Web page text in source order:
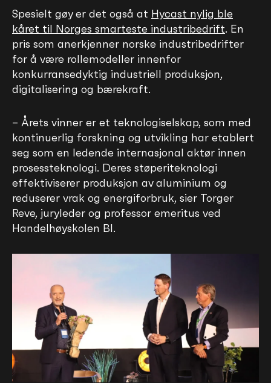
Spesielt gøy er det også at Hycast nylig ble
kåret til Norges smarteste industribedrift. En
pris som anerkjenner norske industribedrifter
for å være rollemodeller innenfor
konkurransedyktig industriell produksjon,
digitalisering og bærekraft.
– Årets vinner er et teknologiselskap, som med
kontinuerlig forskning og utvikling har etablert
seg som en ledende internasjonal aktør innen
prosessteknologi. Deres støperiteknologi
effektiviserer produksjon av aluminium og
reduserer vrak og energiforbruk, sier Torger
Reve, juryleder og professor emeritus ved
Handelhøyskolen BI.